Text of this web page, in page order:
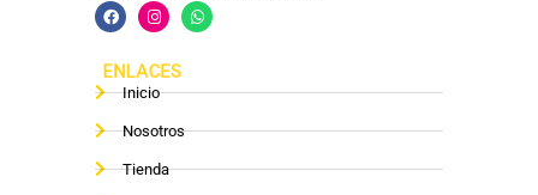
ENLACES
Inicio
Nosotros
Tienda